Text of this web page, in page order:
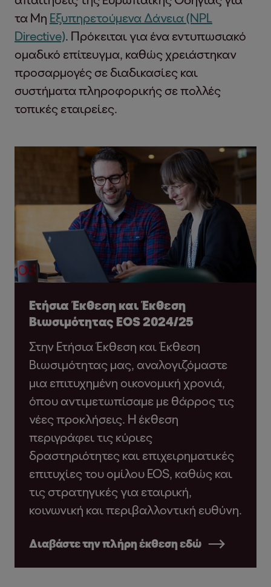
τα Μη Εξυπηρετούμενα Δάνεια (NPL
Directive). Πρόκειται για ένα εντυπωσιακό
ομαδικό επίτευγμα, καθώς χρειάστηκαν
προσαρμογές σε διαδικασίες και
συστήματα πληροφορικής σε πολλές
τοπικές εταιρείες.
Ετήσια Έκθεση και Έκθεση
Βιωσιμότητας EOS 2024/25
Στην Ετήσια Έκθεση και Έκθεση
Βιωσιμότητας μας, αναλογιζόμαστε
μια επιτυχημένη οικονομική χρονιά,
όπου αντιμετωπίσαμε με θάρρος τις
νέες προκλήσεις. Η έκθεση
περιγράφει τις κύριες
δραστηριότητες και επιχειρηματικές
επιτυχίες του ομίλου EOS, καθώς και
τις στρατηγικές για εταιρική,
κοινωνική και περιβαλλοντική ευθύνη.
Διαβάστε την πλήρη έκθεση εδώ